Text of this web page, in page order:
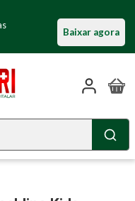
Baixar agora